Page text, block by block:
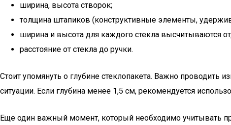
ширина, высота створок;
толщина штапиков (конструктивные элементы,
ширина и высота для каждого стекла высчитываются
расстояние от стекла до ручки.
Стоит упомянуть о глубине стеклопакета. Важно проводить
ситуации. Если глубина менее 1,5 см, рекомендуется
Еще один важный момент, который необходимо учитывать